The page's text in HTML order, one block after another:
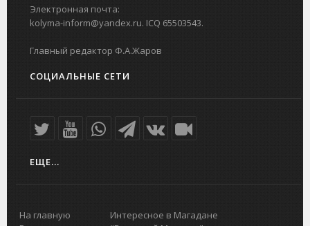
Электронная почта:
kolyma-inform@yandex.ru. ICQ 65503543.
Главный редактор Ф.А.Жаров
СОЦИАЛЬНЫЕ СЕТИ
ЕЩЕ...
На главную
Интересное в Магадане